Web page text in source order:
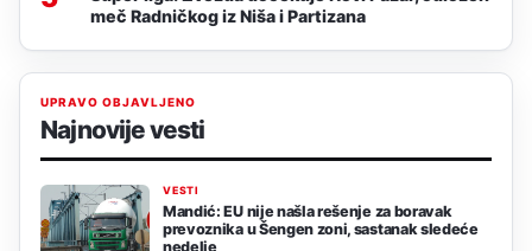
meč Radničkog iz Niša i Partizana
UPRAVO OBJAVLJENO
Najnovije vesti
VESTI
Mandić: EU nije našla rešenje za boravak
prevoznika u Šengen zoni, sastanak sledeće
nedelje